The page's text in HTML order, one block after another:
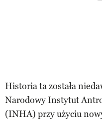
Historia ta została
Narodowy Instytut
(INHA) przy użyciu